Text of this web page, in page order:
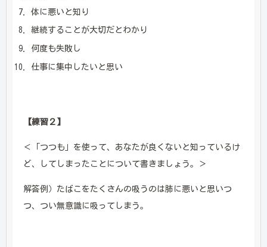
体に悪いと知り
継続することが大切だとわかり
何度も失敗し
仕事に集中したいと思い
【練習２】
＜「つつも」を使って、あなたが良くないと知っているけ
ど、してしまったことについて書きましょう。＞
解答例）たばこをたくさんの吸うのは肺に悪いと思いつ
つ、つい無意識に吸ってしまう。